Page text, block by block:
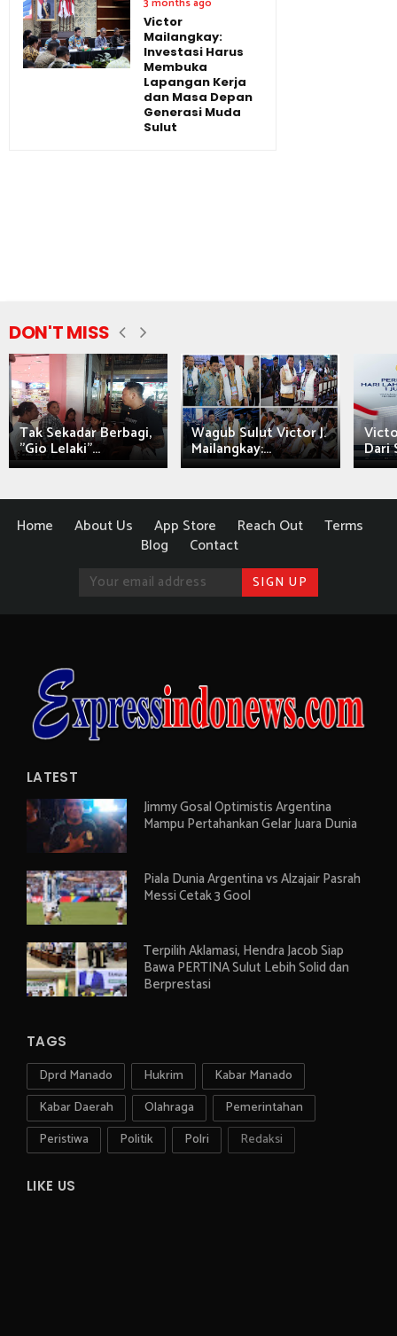
Victor
Mailangkay:
Investasi Harus
Membuka
Lapangan Kerja
dan Masa Depan
Generasi Muda
Sulut
DON'T MISS
Tak Sekadar Berbagi,
"Gio Lelaki"...
Wagub Sulut Victor J.
Mailangkay:... Dari
Home About Us App Store Reach Out
Terms
Blog
Contact
LATEST
Jimmy Gosal Optimistis Argentina
Mampu Pertahankan Gelar Juara Dunia
Piala Dunia Argentina vs Alzajair Pasrah
Messi Cetak 3 Gool
Terpilih Aklamasi, Hendra Jacob Siap
Bawa PERTINA Sulut Lebih Solid dan
Berprestasi
TAGS
Dprd Manado Hukrim
Kabar Manado
Kabar Daerah
Olahraga
Pemerintahan
Peristiwa
Politik Polri Redaksi
LIKE US